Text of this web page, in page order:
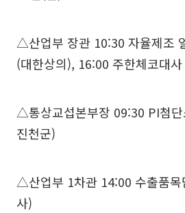
△산업부 장관 10:30 자율제조
(대한상의), 16:00 주한체코대
△통상교섭본부장 09:30 PI첨단
진천군)
△산업부 1차관 14:00 수출품목
사)